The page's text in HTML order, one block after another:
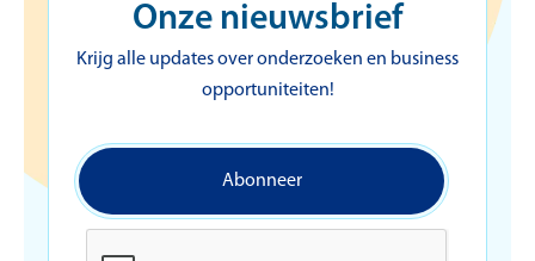
Onze nieuwsbrief
Krijg alle updates over onderzoeken en business
opportuniteiten!